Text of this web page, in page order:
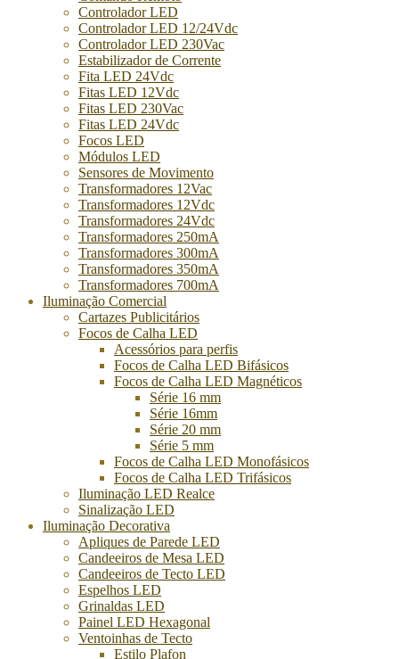
Controlador LED
Controlador LED 12/24Vdc
Controlador LED 230Vac
Estabilizador de Corrente
Fita LED 24Vdc
Fitas LED 12Vdc
Fitas LED 230Vac
Fitas LED 24Vdc
Focos LED
Módulos LED
Sensores de Movimento
Transformadores 12Vac
Transformadores 12Vdc
Transformadores 24Vdc
Transformadores 250mA
Transformadores 300mA
Transformadores 350mA
Transformadores 700mA
Iluminação Comercial
Cartazes Publicitários
Focos de Calha LED
Acessórios para perfis
Focos de Calha LED Bifásicos
Focos de Calha LED Magnéticos
Série 16 mm
Série 16mm
Série 20 mm
Série 5 mm
Focos de Calha LED Monofásicos
Focos de Calha LED Trifásicos
Iluminação LED Realce
Sinalização LED
Iluminação Decorativa
Apliques de Parede LED
Candeeiros de Mesa LED
Candeeiros de Tecto LED
Espelhos LED
Grinaldas LED
Painel LED Hexagonal
Ventoinhas de Tecto
Estilo Plafon